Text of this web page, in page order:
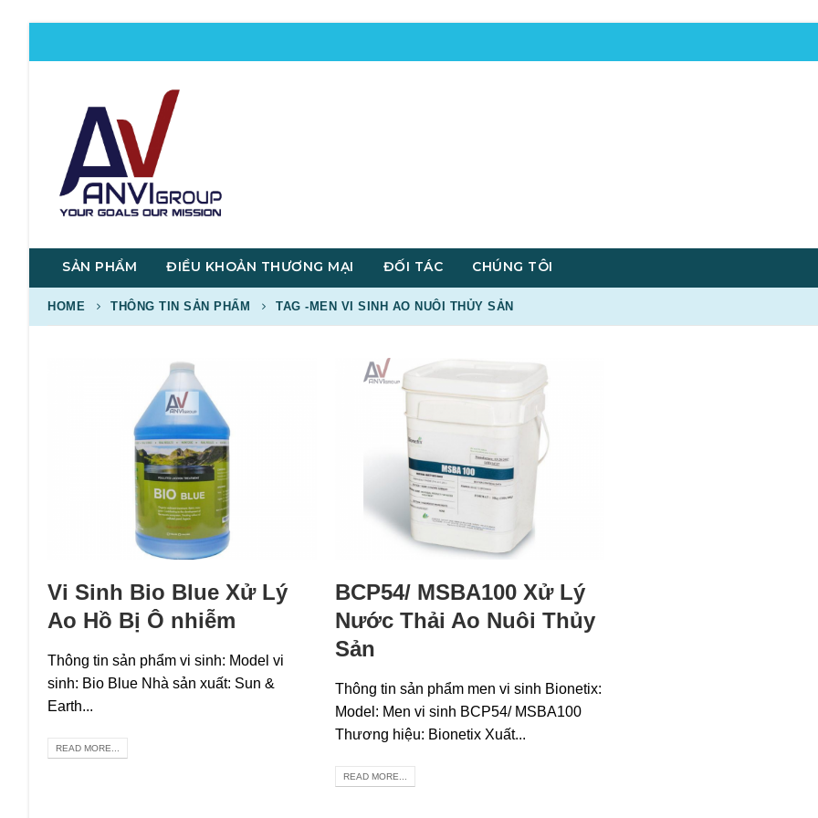
SẢN PHẨM ĐIỀU KHOẢN THƯƠNG MẠI ĐỐI TÁC CHÚNG TÔI
HOME THÔNG TIN SẢN PHẨM TAG -MEN VI SINH AO NUÔI THỦY SẢN
Vi Sinh Bio Blue Xử Lý
Ao Hồ Bị Ô nhiễm
Thông tin sản phẩm vi sinh: Model vi
sinh: Bio Blue Nhà sản xuất: Sun &
Earth...
READ MORE...
BCP54/ MSBA100 Xử Lý
Nước Thải Ao Nuôi Thủy
Sản
Thông tin sản phẩm men vi sinh Bionetix:
Model: Men vi sinh BCP54/ MSBA100
Thương hiệu: Bionetix Xuất...
READ MORE...